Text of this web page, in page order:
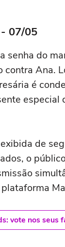
07/05
senha do
contra Ana.
é
especial
de
o
vote nos seus